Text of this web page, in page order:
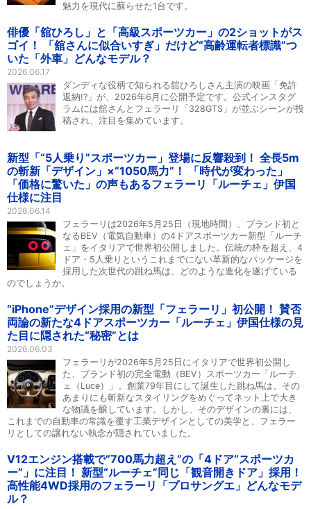
魅力を現代に蘇らせた1台です。
俳優「舘ひろし」と「高級スポーツカー」の2ショットがス
ゴイ！ 「舘さんに似合いすぎ」だけど“高齢運転者標識”つ
いた「外車」どんなモデル？
2026.06.17
ダンディな役柄で知られる舘ひろしさん主演の映画「免許
返納!?」が、2026年6月に公開予定です。公式インスタグ
ラムには舘さんとフェラーリ「328GTS」が並ぶシーンが投
稿され、注目を集めています。
新型「“5人乗り”スポーツカー」登場に反響殺到！ 全長5m
の斬新「デザイン」×“1050馬力”！ 「時代が変わった」
「価格に驚いた」の声もあるフェラーリ「ルーチェ」伊国
仕様に注目
2026.06.14
フェラーリは2026年5月25日（現地時間）、ブランド初と
なるBEV（電気自動車）の4ドアスポーツカー新型「ルーチ
ェ」をイタリアで世界初公開しました。伝統の枠を超え、4
ドア・5人乗りというこれまでにない革新的なパッケージを
採用した次世代の跳ね馬は、どのような進化を遂げている
のでしょうか。
“iPhone”デザイン採用の新型「フェラーリ」初公開！ 賛否
両論の新たな4ドアスポーツカー「ルーチェ」伊国仕様の見
た目に隠された“秘密”とは
2026.06.03
フェラーリが2026年5月25日にイタリアで世界初公開し
た、ブランド初の完全電動（BEV）スポーツカー「ルーチ
ェ（Luce）」。創業79年目にして誕生した跳ね馬は、その
あまりにも斬新なスタイリングをめぐってネット上で大き
な物議を醸しています。しかし、そのデザインの裏には、
これまでの自動車の常識を覆す工業デザインとしての美学と、フェラー
リとしての譲れない執念が隠されていました。
V12エンジン搭載で“700馬力超え”の「4ドア“スポーツカ
ー”」に注目！ 新型“ルーチェ”同じ「観音開きドア」採用！
高性能4WD採用のフェラーリ「プロサングエ」どんなモデ
ル？